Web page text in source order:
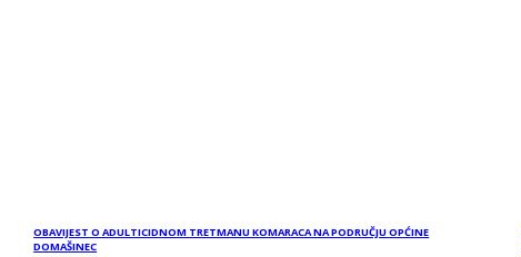
OBAVIJEST O ADULTICIDNOM TRETMANU KOMARACA NA PODRUČJU OPĆINE
DOMAŠINEC